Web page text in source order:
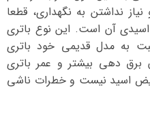
نداشتن به نگهداری، قطعا
آن است. این نوع باتری
به مدل قدیمی خود باتری
برق دهی بیشتر و عمر باتری
اسید نیست و خطرات ناشی